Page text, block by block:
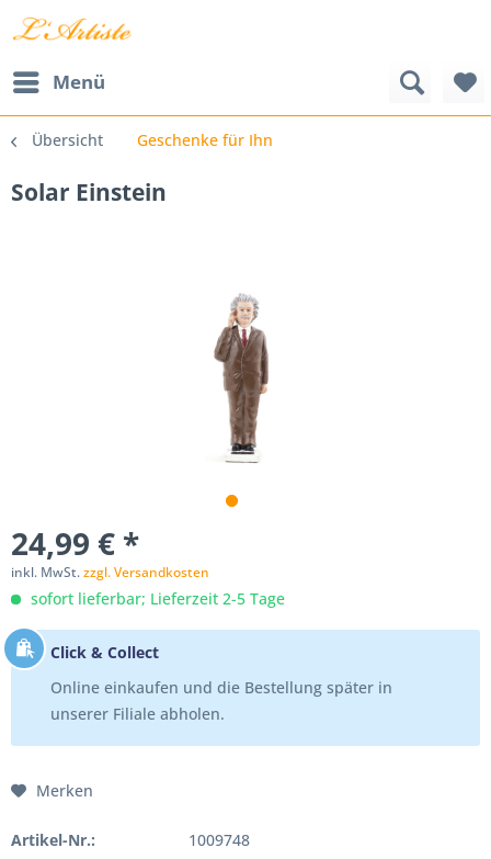
Menü
Übersicht Geschenke für Ihn
Solar Einstein
24,99 € *
inkl. MwSt.zzgl. Versandkosten
sofort lieferbar; Lieferzeit 2-5 Tage
Click & Collect
Online einkaufen und die Bestellung später in
unserer Filiale abholen.
Merken
Artikel-Nr.: 1009748